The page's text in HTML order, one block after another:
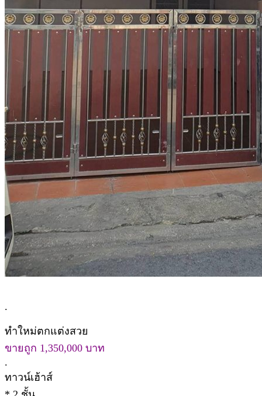
.
ทำใหม่ตกแต่งสวย
ขายถูก 1,350,000 บาท
.
ทาวน์เฮ้าส์